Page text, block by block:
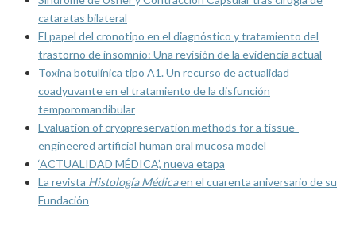
cataratas bilateral
El papel del cronotipo en el diagnóstico y tratamiento del
trastorno de insomnio: Una revisión de la evidencia actual
Toxina botulínica tipo A1. Un recurso de actualidad
coadyuvante en el tratamiento de la disfunción
temporomandibular
Evaluation of cryopreservation methods for a tissue-
engineered artificial human oral mucosa model
‘ACTUALIDAD MÉDICA’, nueva etapa
La revista Histología Médicaen el cuarenta aniversario de su
Fundación